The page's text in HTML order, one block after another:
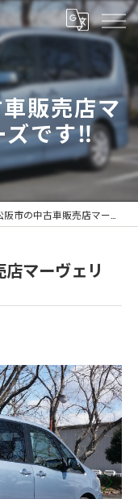
販売店マ
ズです‼️
中古車販売店マーヴェリックカーズです‼️
マーヴェリ